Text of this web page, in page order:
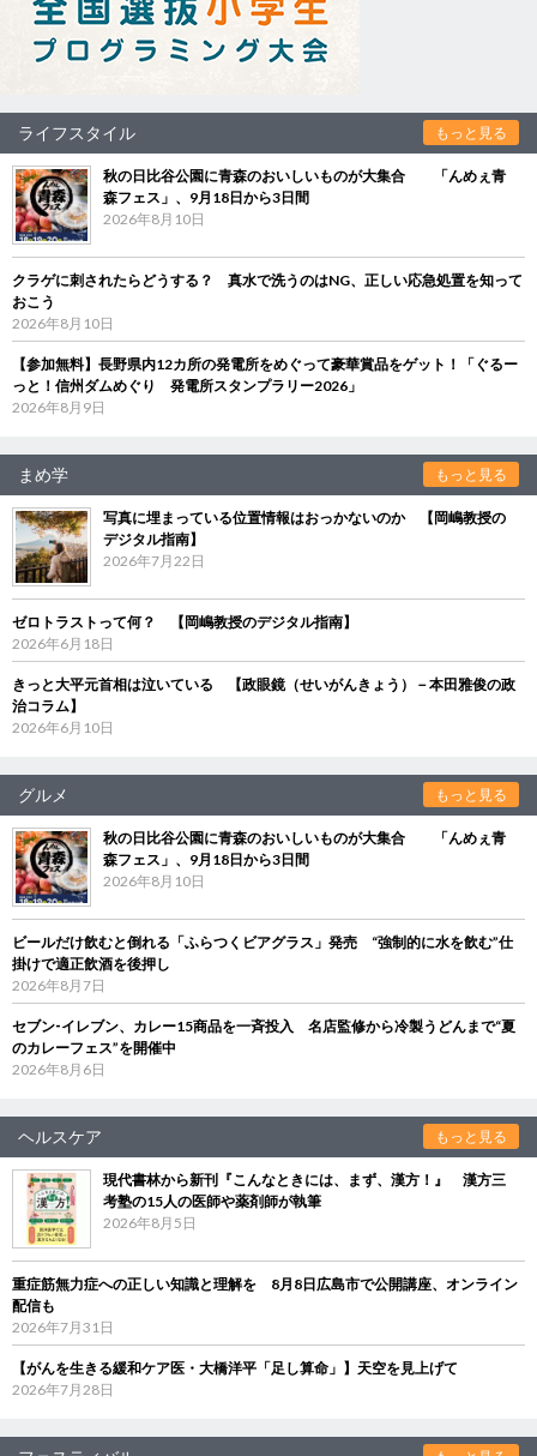
ライフスタイル もっと見る
秋の日比谷公園に青森のおいしいものが大集合 「んめぇ青
森フェス」、9月18日から3日間
2026年8月10日
クラゲに刺されたらどうする？ 真水で洗うのはNG、正しい応急処置を知って
おこう
2026年8月10日
【参加無料】長野県内12カ所の発電所をめぐって豪華賞品をゲット！「ぐるー
っと！信州ダムめぐり 発電所スタンプラリー2026」
2026年8月9日
まめ学 もっと見る
写真に埋まっている位置情報はおっかないのか 【岡嶋教授の
デジタル指南】
2026年7月22日
ゼロトラストって何？ 【岡嶋教授のデジタル指南】
2026年6月18日
きっと大平元首相は泣いている 【政眼鏡（せいがんきょう）－本田雅俊の政
治コラム】
2026年6月10日
グルメ もっと見る
秋の日比谷公園に青森のおいしいものが大集合 「んめぇ青
森フェス」、9月18日から3日間
2026年8月10日
ビールだけ飲むと倒れる「ふらつくビアグラス」発売 “強制的に水を飲む”仕
掛けで適正飲酒を後押し
2026年8月7日
セブン‐イレブン、カレー15商品を一斉投入 名店監修から冷製うどんまで“夏
のカレーフェス”を開催中
2026年8月6日
ヘルスケア もっと見る
現代書林から新刊『こんなときには、まず、漢方！』 漢方三
考塾の15人の医師や薬剤師が執筆
2026年8月5日
重症筋無力症への正しい知識と理解を 8月8日広島市で公開講座、オンライン
配信も
2026年7月31日
【がんを生きる緩和ケア医・大橋洋平「足し算命」】天空を見上げて
2026年7月28日